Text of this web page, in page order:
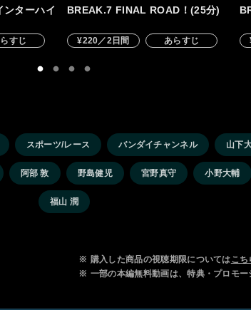
ンターハイ
すじ
BREAK.7 FINAL ROAD！(25分)
¥220／2日間 あらすじ
スポーツ/レース バンダイチャンネル 山下
阿部 敦 野島健児 宮野真守 小野大輔
福山 潤
※ 購入した商品の視聴期限についてはこち
※ 一部の本編無料動画は、特典・プロモ